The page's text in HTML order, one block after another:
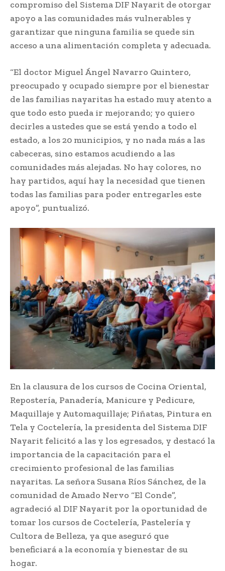
compromiso del Sistema DIF Nayarit de otorgar
apoyo a las comunidades más vulnerables y
garantizar que ninguna familia se quede sin
acceso a una alimentación completa y adecuada.
“El doctor Miguel Ángel Navarro Quintero,
preocupado y ocupado siempre por el bienestar
de las familias nayaritas ha estado muy atento a
que todo esto pueda ir mejorando; yo quiero
decirles a ustedes que se está yendo a todo el
estado, a los 20 municipios, y no nada más a las
cabeceras, sino estamos acudiendo a las
comunidades más alejadas. No hay colores, no
hay partidos, aquí hay la necesidad que tienen
todas las familias para poder entregarles este
apoyo”, puntualizó.
En la clausura de los cursos de Cocina Oriental,
Repostería, Panadería, Manicure y Pedicure,
Maquillaje y Automaquillaje; Piñatas, Pintura en
Tela y Coctelería, la presidenta del Sistema DIF
Nayarit felicitó a las y los egresados, y destacó la
importancia de la capacitación para el
crecimiento profesional de las familias
nayaritas. La señora Susana Ríos Sánchez, de la
comunidad de Amado Nervo “El Conde”,
agradeció al DIF Nayarit por la oportunidad de
tomar los cursos de Coctelería, Pastelería y
Cultora de Belleza, ya que aseguró que
beneficiará a la economía y bienestar de su
hogar.